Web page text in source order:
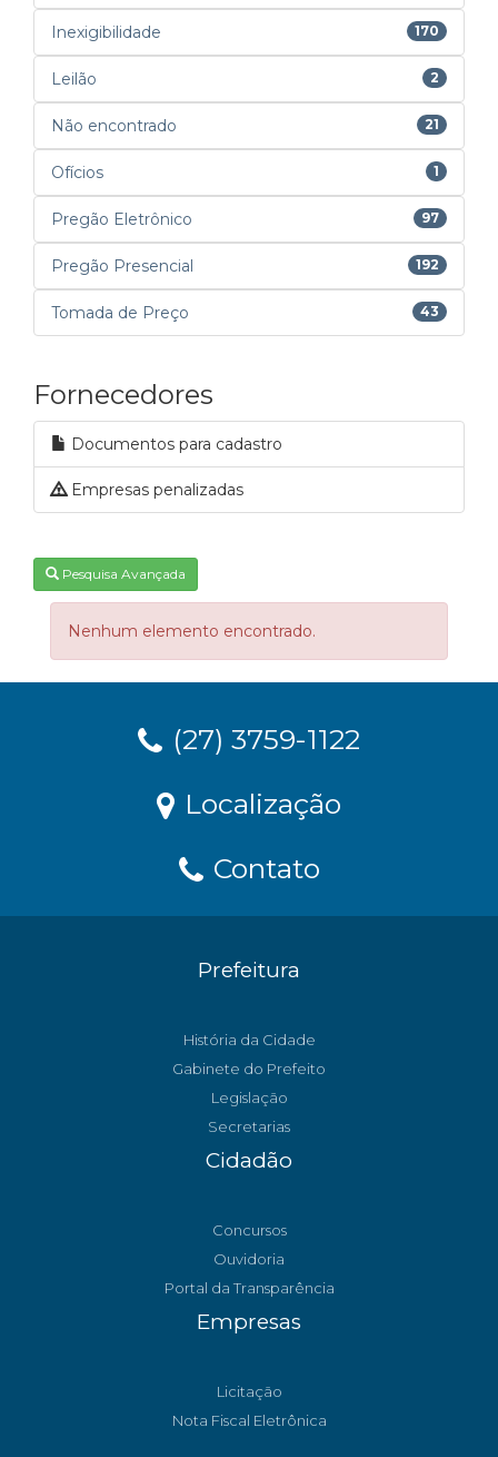
Inexigibilidade 170
Leilão 2
Não encontrado 21
Ofícios 1
Pregão Eletrônico 97
Pregão Presencial 192
Tomada de Preço 43
Fornecedores
Documentos para cadastro
Empresas penalizadas
Pesquisa Avançada
Nenhum elemento encontrado.
(27) 3759-1122
Localização
Contato
Prefeitura
História da Cidade
Gabinete do Prefeito
Legislação
Secretarias
Cidadão
Concursos
Ouvidoria
Portal da Transparência
Empresas
Licitação
Nota Fiscal Eletrônica